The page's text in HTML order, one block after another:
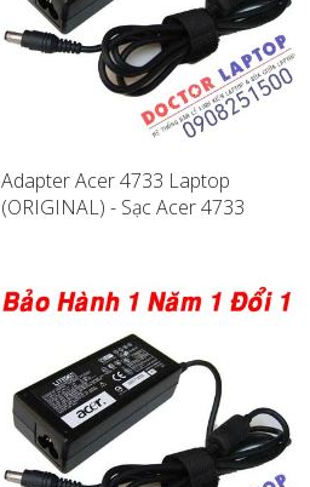
Adapter Acer 4733 Laptop
(ORIGINAL) - Sạc Acer 4733